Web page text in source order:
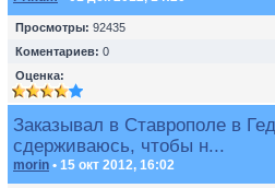
Просмотры: 92435
Коментариев: 0
Оценка:
Заказывал в Ставрополе в
сдерживаюсь, чтобы н...
morin • 15 окт 2012, 16:02